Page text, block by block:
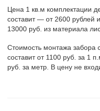
Цена 1 кв.м комплектации
составит — от 2600 рублей
13000 руб. из материала
Стоимость монтажа забора
составит от 1100 руб. за 1
руб. за метр. В цену не